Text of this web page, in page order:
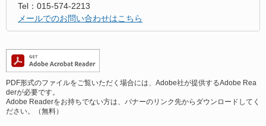
Tel：015-574-2213
メールでのお問い合わせはこちら
PDF形式のファイルをご覧いただく場合には、Adobe社が提供するAdobe Rea
derが必要です。
Adobe Readerをお持ちでない方は、バナーのリンク先からダウンロードしてく
ださい。（無料）